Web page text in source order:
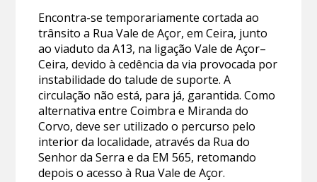
Encontra-se temporariamente cortada ao
trânsito a Rua Vale de Açor, em Ceira, junto
ao viaduto da A13, na ligação Vale de Açor–
Ceira, devido à cedência da via provocada por
instabilidade do talude de suporte. A
circulação não está, para já, garantida. Como
alternativa entre Coimbra e Miranda do
Corvo, deve ser utilizado o percurso pelo
interior da localidade, através da Rua do
Senhor da Serra e da EM 565, retomando
depois o acesso à Rua Vale de Açor.